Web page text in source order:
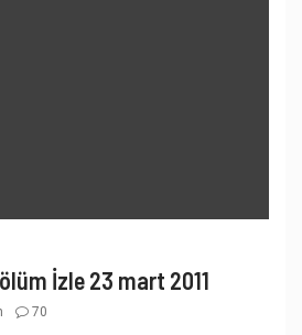
İzle 23 mart 2011
70